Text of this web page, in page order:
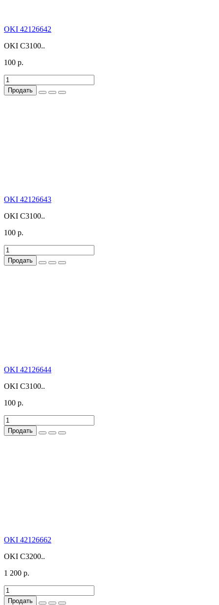
OKI 42126642
OKI C3100..
100 р.
Продать
OKI 42126643
OKI C3100..
100 р.
Продать
OKI 42126644
OKI C3100..
100 р.
Продать
OKI 42126662
OKI С3200..
1 200 р.
Продать